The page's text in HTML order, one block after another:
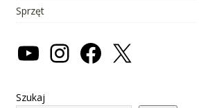
Sprzęt
Szukaj